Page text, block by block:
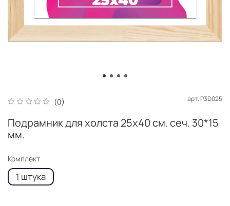
(0) арт.P3D025
Подрамник для холста 25x40 см. сеч. 30*15
мм.
Комплект
1 штука